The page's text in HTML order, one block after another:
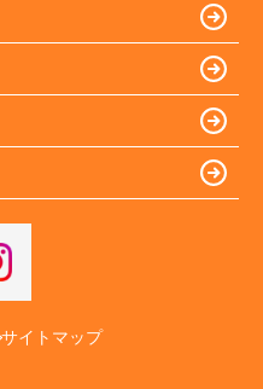
サイトマップ